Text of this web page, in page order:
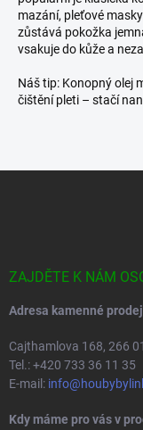
mazání, pleťové
zůstává pokožka
vsakuje do kůže a
Náš tip: Konopný olej
čištění pleti – stačí
ZAJDĚTE K NÁM
Adresa kamenné
Cajthamlova 168, 266
Tel.: +420 733 36 11 35
E-mail:
Kdy máme pro vás v